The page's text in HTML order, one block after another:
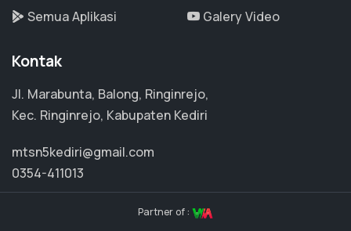
Semua Aplikasi
Galery Video
Kontak
Jl. Marabunta, Balong, Ringinrejo,
Kec. Ringinrejo, Kabupaten Kediri
mtsn5kediri@gmail.com
0354-411013
Partner of :